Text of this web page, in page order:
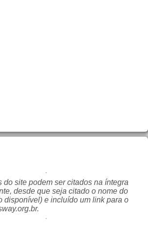
do site podem ser citados na íntegra
desde que seja citado o nome do
disponível) e incluído um link para o
.